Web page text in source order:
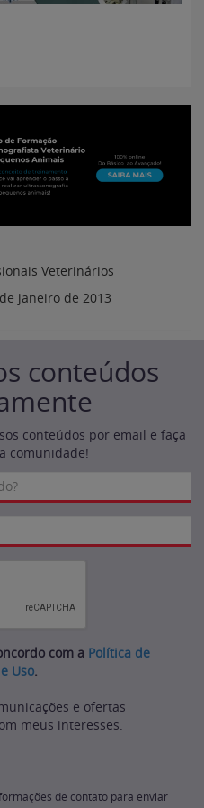
Veterinários
janeiro de 2013
conteúdos
conteúdos por email e faça
comunidade!
com a Política de
Uso.
e ofertas
meus interesses.
de contato para enviar